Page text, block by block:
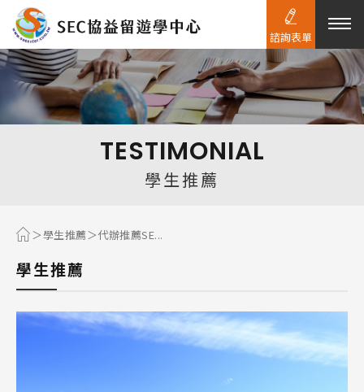
熱門搜尋：
TESTIMONIAL
學生推薦
學生推薦 代辦推薦SE...
學生推薦
諮詢表單